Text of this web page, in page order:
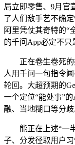
局立即零售、9月官
了人们敌手艺不确
阿里凭仗其奇特的“
的千问App必定不只
正在卷生卷死的
人用千问一句指令
轮回。大超预期的
一个定位“能处事”
融、当地糊口等分歧
能正在上述“一半
子、分发径取用户